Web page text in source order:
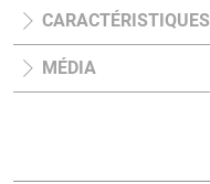
CARACTÉRISTIQUES
MÉDIA